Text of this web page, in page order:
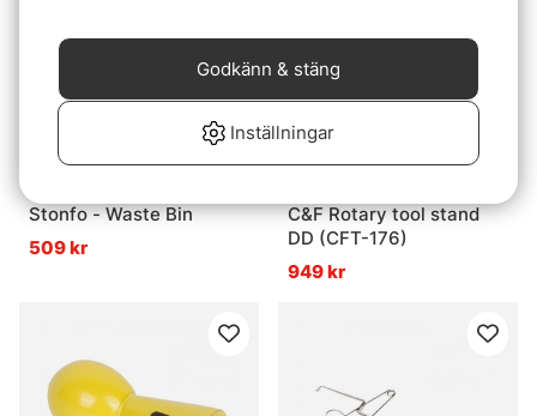
Stonfo - Waste Bin
509 kr
C&F Rotary tool stand
DD (CFT-176)
949 kr
Inställningar
Godkänn & stäng